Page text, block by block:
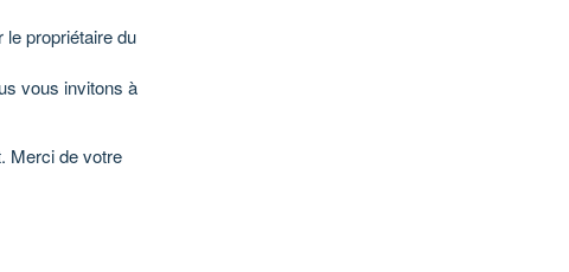
propriétaire du
vous invitons à
Merci de votre